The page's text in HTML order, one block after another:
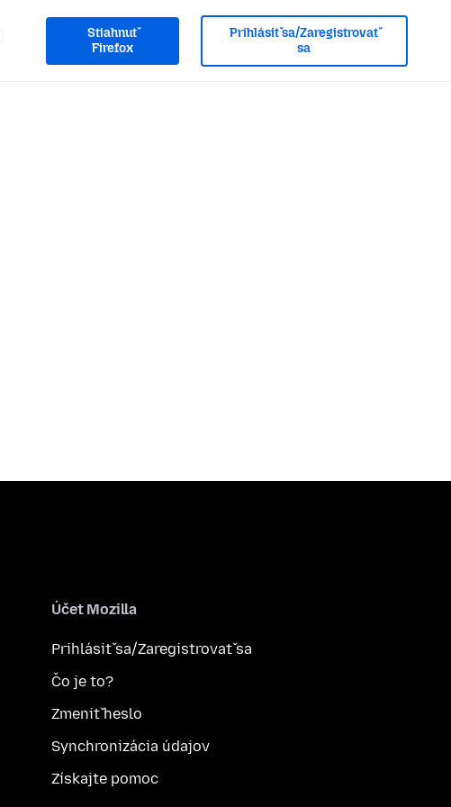
Stiahnuť
Firefox
Prihlásiť sa/Zaregistrovať
sa
Účet Mozilla
Prihlásiť sa/Zaregistrovať sa
Čo je to?
Zmeniť heslo
Synchronizácia údajov
Získajte pomoc